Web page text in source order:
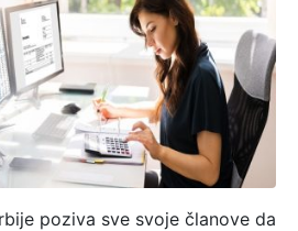
poziva sve svoje članove da